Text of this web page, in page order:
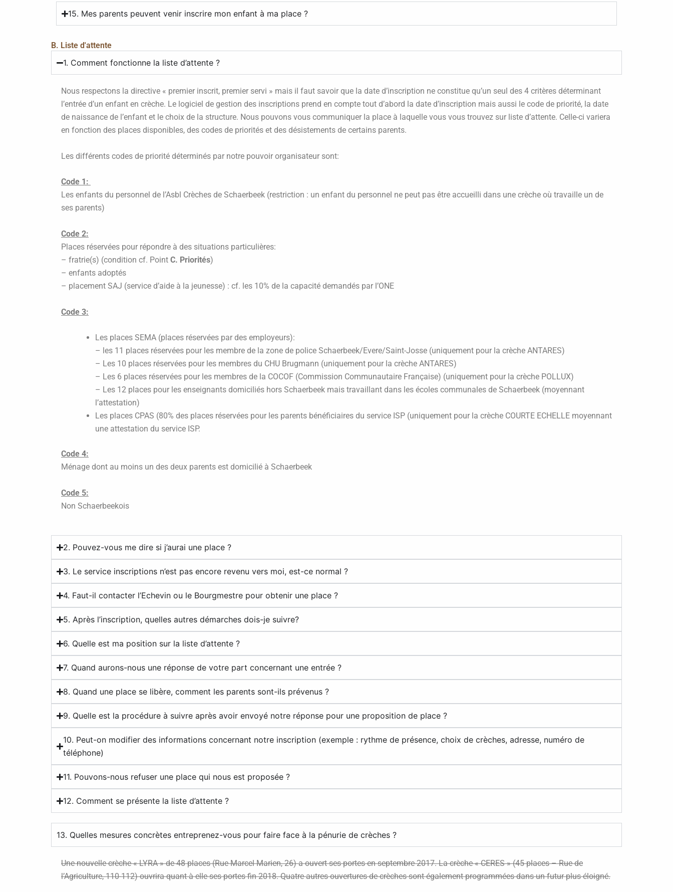
15. Mes parents peuvent venir inscrire mon enfant à ma place ?
B. Liste d'attente
1. Comment fonctionne la liste d’attente ?
Nous respectons la directive « premier inscrit, premier servi » mais il faut savoir que la date d’inscription ne constitue qu’un seul des 4 critères déterminant
l’entrée d’un enfant en crèche. Le logiciel de gestion des inscriptions prend en compte tout d’abord la date d’inscription mais aussi le code de priorité, la date
de naissance de l’enfant et le choix de la structure. Nous pouvons vous communiquer la place à laquelle vous vous trouvez sur liste d’attente. Celle-ci variera
en fonction des places disponibles, des codes de priorités et des désistements de certains parents.
Les différents codes de priorité déterminés par notre pouvoir organisateur sont:
Code 1:
Les enfants du personnel de l’Asbl Crèches de Schaerbeek (restriction : un enfant du personnel ne peut pas être accueilli dans une crèche où travaille un de
ses parents)
Code 2:
Places réservées pour répondre à des situations particulières:
– fratrie(s) (condition cf. Point C. Priorités)
– enfants adoptés
– placement SAJ (service d’aide à la jeunesse) : cf. les 10% de la capacité demandés par l’ONE
Code 3:
Les places SEMA (places réservées par des employeurs):
– les 11 places réservées pour les membre de la zone de police Schaerbeek/Evere/Saint-Josse (uniquement pour la crèche ANTARES)
– Les 10 places réservées pour les membres du CHU Brugmann (uniquement pour la crèche ANTARES)
– Les 6 places réservées pour les membres de la COCOF (Commission Communautaire Française) (uniquement pour la crèche POLLUX)
– Les 12 places pour les enseignants domiciliés hors Schaerbeek mais travaillant dans les écoles communales de Schaerbeek (moyennant
l’attestation)
Les places CPAS (80% des places réservées pour les parents bénéficiaires du service ISP (uniquement pour la crèche COURTE ECHELLE moyennant
une attestation du service ISP.
Code 4:
Ménage dont au moins un des deux parents est domicilié à Schaerbeek
Code 5:
Non Schaerbeekois
2. Pouvez-vous me dire si j’aurai une place ?
3. Le service inscriptions n’est pas encore revenu vers moi, est-ce normal ?
4. Faut-il contacter l’Echevin ou le Bourgmestre pour obtenir une place ?
5. Après l’inscription, quelles autres démarches dois-je suivre?
6. Quelle est ma position sur la liste d’attente ?
7. Quand aurons-nous une réponse de votre part concernant une entrée ?
8. Quand une place se libère, comment les parents sont-ils prévenus ?
9. Quelle est la procédure à suivre après avoir envoyé notre réponse pour une proposition de place ?
10. Peut-on modifier des informations concernant notre inscription (exemple : rythme de présence, choix de crèches, adresse, numéro de
téléphone)
11. Pouvons-nous refuser une place qui nous est proposée ?
12. Comment se présente la liste d’attente ?
13. Quelles mesures concrètes entreprenez-vous pour faire face à la pénurie de crèches ?
Une nouvelle crèche « LYRA » de 48 places (Rue Marcel Marien, 26) a ouvert ses portes en septembre 2017. La crèche « CERES » (45 places – Rue de
l’Agriculture, 110-112) ouvrira quant à elle ses portes fin 2018. Quatre autres ouvertures de crèches sont également programmées dans un futur plus éloigné.